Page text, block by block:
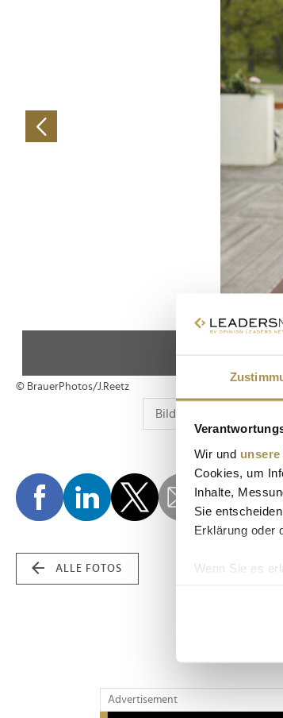
Wir und
Cookies, um
Inhalte,
Sie
Erklärung oder
Wenn Sie es
Erfahren Sie
Wir verwenden
© BrauerPhotos/J.Reetz
ALLE FOTOS
Advertisement